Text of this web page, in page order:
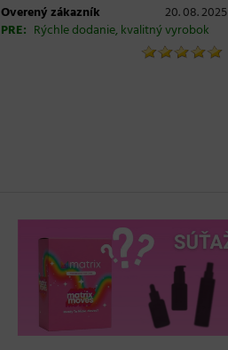
Overený zákazník
20. 08. 2025
PRE: Rýchle dodanie, kvalitný vyrobok